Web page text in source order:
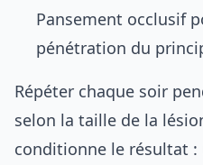
Pansement occlusif
pénétration du
Répéter chaque soir
selon la taille de la
conditionne le résultat